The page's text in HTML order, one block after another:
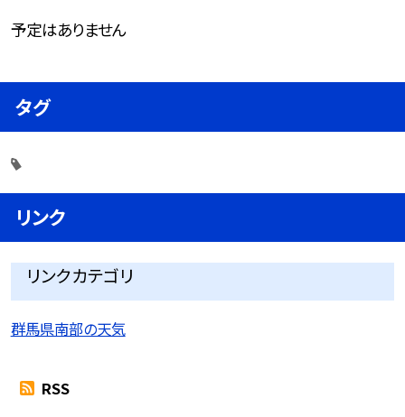
予定はありません
タグ
リンク
リンクカテゴリ
群馬県南部の天気
RSS